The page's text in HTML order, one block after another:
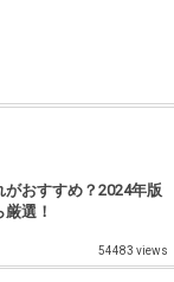
おすすめ？2024年版
選！
54483 views